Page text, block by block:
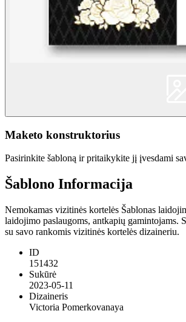
Maketo konstruktorius
Pasirinkite šabloną ir pritaikykite jį įvesdami
Šablono Informacija
Nemokamas vizitinės kortelės Šablonas
laidojimo paslaugoms, antkapių gamintojams.
su savo rankomis vizitinės kortelės dizaineriu.
ID
151432
Sukūrė
2023-05-11
Dizaineris
Victoria Pomerkovanaya